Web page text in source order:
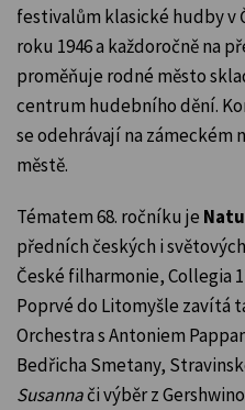
festivalům klasické hudby v
roku 1946 a každoročně na
proměňuje rodné město
centrum hudebního dění.
se odehrávají na zámeckém
městě.
Tématem 68. ročníku je
předních českých i
České filharmonie, Collegia
Poprvé do Litomyšle zavítá
Orchestra s Antoniem
Bedřicha Smetany,
Susannači výběr z